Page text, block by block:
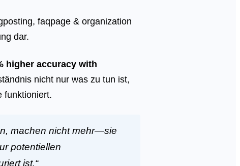
faqpage & organization
dar.
higher accuracy with
nicht nur was zu tun ist,
funktioniert.
machen nicht mehr—sie
potentiellen
ist.“